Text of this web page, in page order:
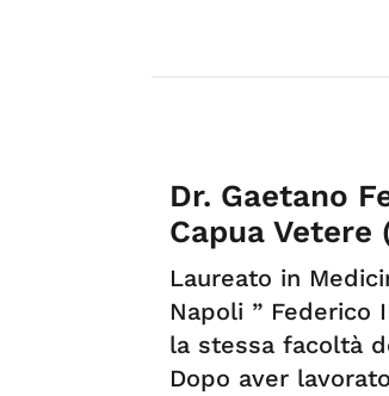
Dr. Gaetano
Capua Vetere
Laureato in
Napoli ” Federico
la stessa facoltà
Dopo aver